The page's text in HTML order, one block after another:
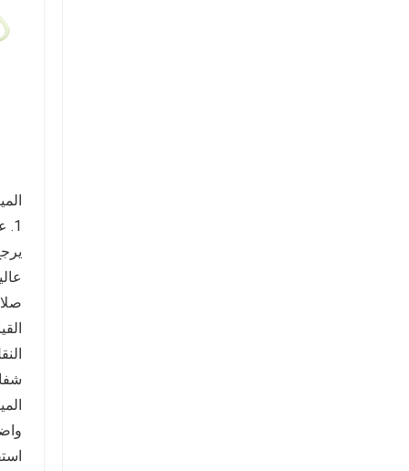
1. علم المواد المتفوق: ميزة البولي كربونات